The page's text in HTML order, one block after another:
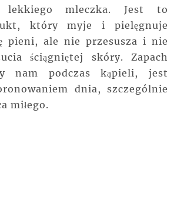
lekkiego mleczka. Jest to
który myje i pielęgnuje
pieni, ale nie przesusza i nie
ściągniętej skóry. Zapach
nam podczas kąpieli, jest
dnia, szczególnie
miłego.